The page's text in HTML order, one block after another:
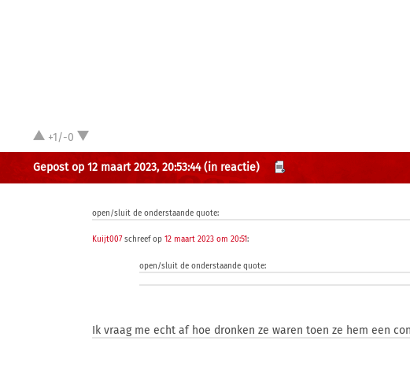
+1/-0
Gepost op 12 maart 2023, 20:53:44 (in reactie)
open/sluit de onderstaande quote:
Kuijt007schreef op12 maart 2023 om 20:51:
open/sluit de onderstaande quote:
Ik vraag me echt af hoe dronken ze waren toen ze hem een